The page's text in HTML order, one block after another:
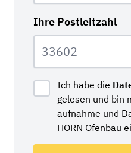
Ihre Postleitzahl
Ich habe die
gelesen und
aufnahme und
HORN Ofenbau